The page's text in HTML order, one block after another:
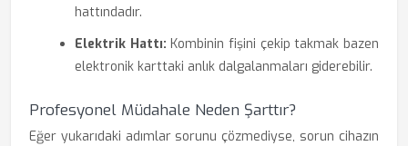
hattındadır.
Elektrik Hattı: Kombinin fişini çekip takmak bazen
elektronik karttaki anlık dalgalanmaları giderebilir.
Profesyonel Müdahale Neden Şarttır?
Eğer yukarıdaki adımlar sorunu çözmediyse, sorun cihazın